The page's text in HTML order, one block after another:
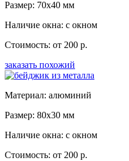
Размер: 70x40 мм
Наличие окна: с окном
Стоимость: от 200 р.
заказать похожий
Материал: алюминий
Размер: 80x30 мм
Наличие окна: с окном
Стоимость: от 200 р.